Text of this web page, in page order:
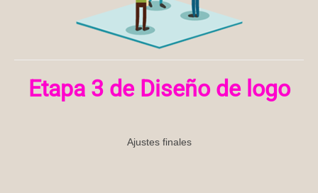
Etapa 3 de Diseño de logo
Ajustes finales